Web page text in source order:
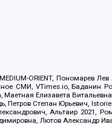
ORIENT, Пономарев Лев
СМИ, VTimes.io, Баданин
Елизавета
Петров Степан Юрьевич,
Альтаир 2021,
Лютов Александр